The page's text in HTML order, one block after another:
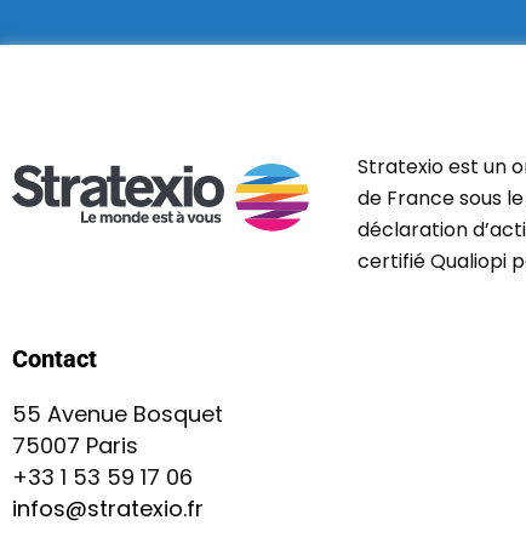
Stratexio est un
de France sous
déclaration
certifié Qualiopi
Contact
55 Avenue Bosquet
75007 Paris
+33 1 53 59 17 06
infos@stratexio.fr